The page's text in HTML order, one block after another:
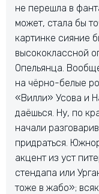
не перешла в
может, стала бы
картинке сияние
высококлассной
Опельянца.
на чёрно-белые
«Вилли» Усова и
даёшься. Ну, по
начали
придраться.
акцент из уст
стендапа или
тоже в жабо»;